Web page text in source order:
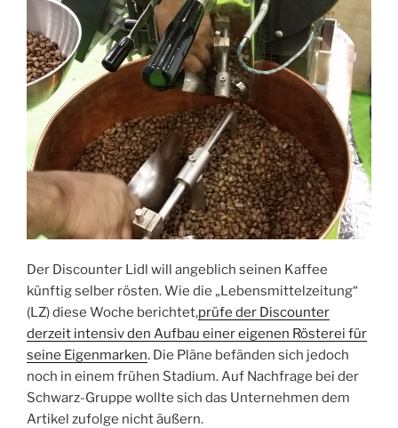
Der Discounter Lidl will angeblich seinen Kaffee
künftig selber rösten. Wie die „Lebensmittelzeitung“
(LZ) diese Woche berichtet,prüfe der Discounter
derzeit intensiv den Aufbau einer eigenen Rösterei für
seine Eigenmarken. Die Pläne befänden sich jedoch
noch in einem frühen Stadium. Auf Nachfrage bei der
Schwarz-Gruppe wollte sich das Unternehmen dem
Artikel zufolge nicht äußern.